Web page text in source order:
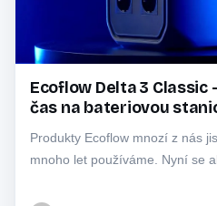
Ecoflow Delta 3 Classic
čas na bateriovou
Produkty Ecoflow mnozí z nás
mnoho let používáme. Nyní se